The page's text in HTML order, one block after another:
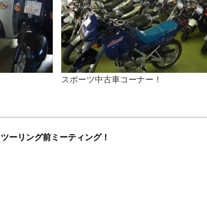
スポーツ中古車コーナー！
ツーリング前ミーティング！